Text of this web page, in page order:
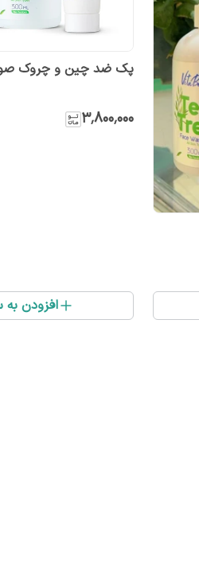
پک ضد چین و چروک
۳٬۸۰۰٬۰۰۰
افزودن به